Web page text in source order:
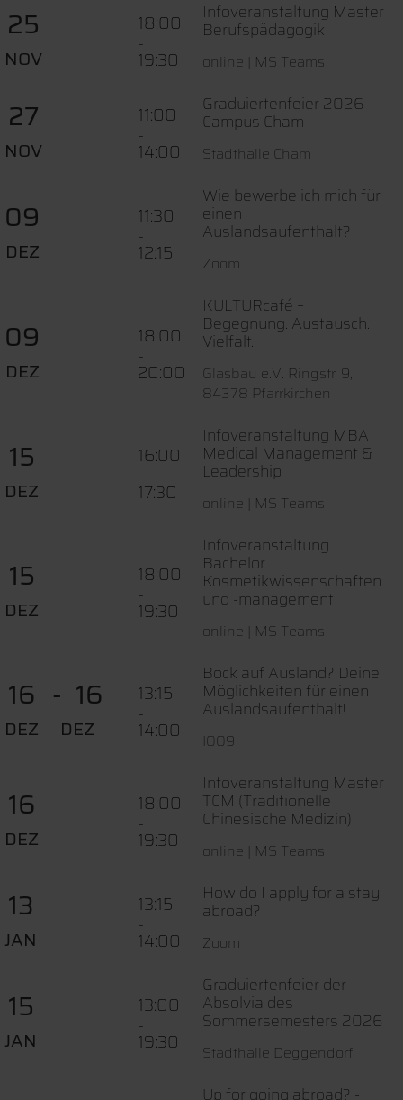
25
NOV
18:00
-
19:30
Infoveranstaltung Master
Berufspädagogik
online | MS Teams
27
NOV
11:00
-
14:00
Graduiertenfeier 2026
Campus Cham
Stadthalle Cham
09
DEZ
11:30
-
12:15
Wie bewerbe ich mich für
einen
Auslandsaufenthalt?
Zoom
09
DEZ
18:00
-
20:00
KULTURcafé –
Begegnung. Austausch.
Vielfalt.
Glasbau e.V. Ringstr. 9,
84378 Pfarrkirchen
15
DEZ
16:00
-
17:30
Infoveranstaltung MBA
Medical Management &
Leadership
online | MS Teams
15
DEZ
18:00
-
19:30
Infoveranstaltung
Bachelor
Kosmetikwissenschaften
und -management
online | MS Teams
16
DEZ
16
DEZ
13:15
-
14:00
Bock auf Ausland? Deine
Möglichkeiten für einen
Auslandsaufenthalt!
I009
16
DEZ
18:00
-
19:30
Infoveranstaltung Master
TCM (Traditionelle
Chinesische Medizin)
online | MS Teams
13
JAN
13:15
-
14:00
How do I apply for a stay
abroad?
Zoom
15
JAN
13:00
-
19:30
Graduiertenfeier der
Absolvia des
Sommersemesters 2026
Stadthalle Deggendorf
Up for going abroad? -